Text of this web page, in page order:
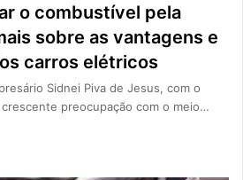
o combustível pela
sobre as vantagens e
carros elétricos
Sidnei Piva de Jesus, com o
preocupação com o meio…